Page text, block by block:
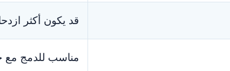
قد يكون أكثر
مناسب للدمج مع